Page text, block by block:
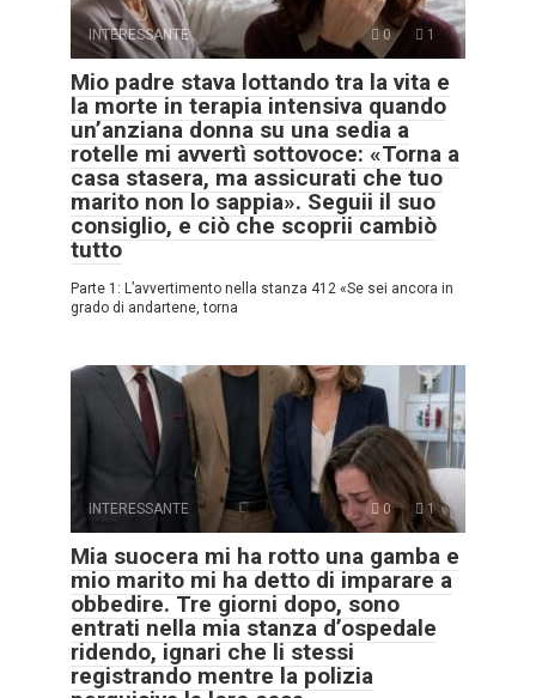
INTERESSANTE 0 1
Mio padre stava lottando tra la vita e
la morte in terapia intensiva quando
un’anziana donna su una sedia a
rotelle mi avvertì sottovoce: «Torna a
casa stasera, ma assicurati che tuo
marito non lo sappia». Seguii il suo
consiglio, e ciò che scoprii cambiò
tutto
Parte 1: L’avvertimento nella stanza 412 «Se sei ancora in
grado di andartene, torna
INTERESSANTE 0 1
Mia suocera mi ha rotto una gamba e
mio marito mi ha detto di imparare a
obbedire. Tre giorni dopo, sono
entrati nella mia stanza d’ospedale
ridendo, ignari che li stessi
registrando mentre la polizia